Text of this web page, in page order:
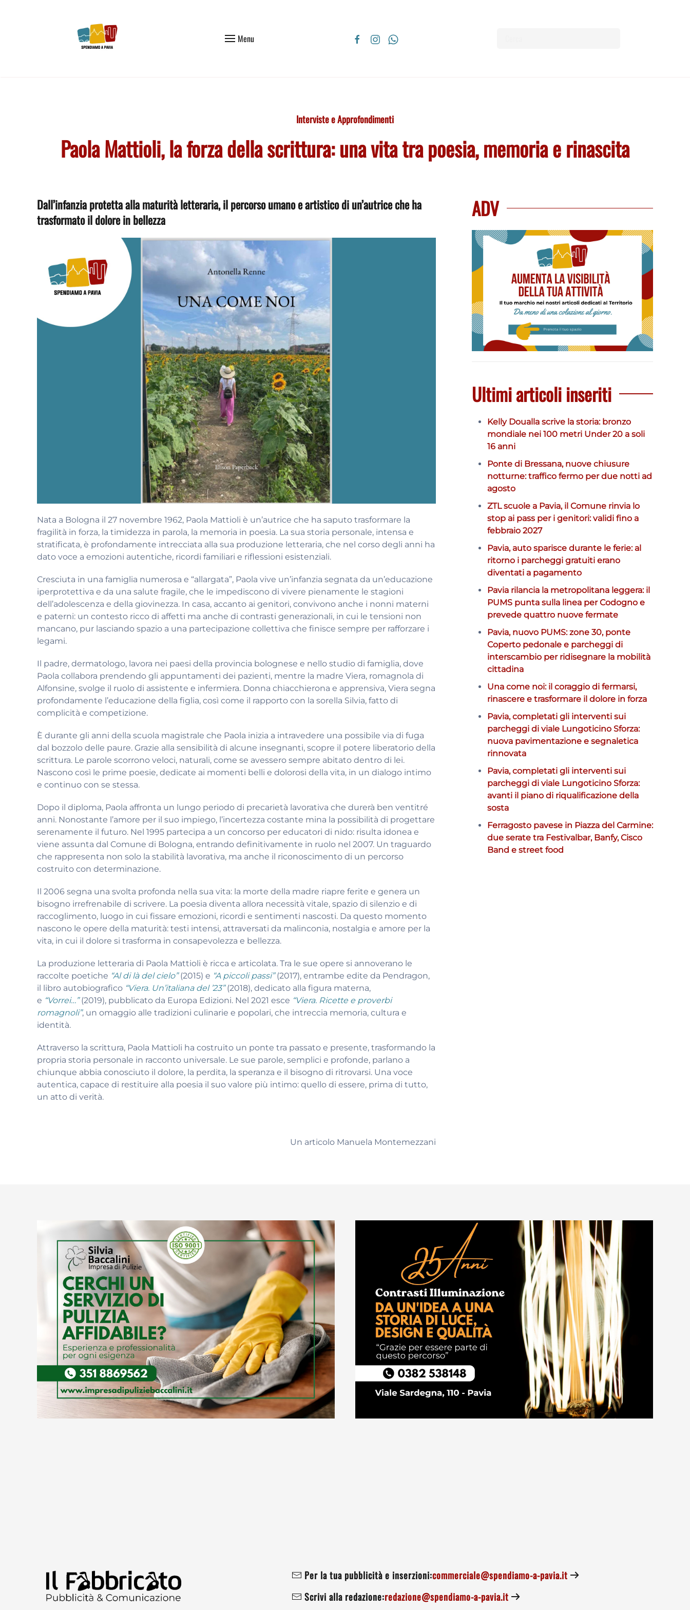
Skip to main content
Menu
Interviste e Approfondimenti
Paola Mattioli, la forza della scrittura: una vita tra poesia, memoria e rinascita
Dall’infanzia protetta alla maturità letteraria, il percorso umano e artistico di un’autrice che ha
trasformato il dolore in bellezza
Nata a Bologna il 27 novembre 1962, Paola Mattioli è un’autrice che ha saputo trasformare la
fragilità in forza, la timidezza in parola, la memoria in poesia. La sua storia personale, intensa e
stratificata, è profondamente intrecciata alla sua produzione letteraria, che nel corso degli anni ha
dato voce a emozioni autentiche, ricordi familiari e riflessioni esistenziali.
Cresciuta in una famiglia numerosa e “allargata”, Paola vive un’infanzia segnata da un’educazione
iperprotettiva e da una salute fragile, che le impediscono di vivere pienamente le stagioni
dell’adolescenza e della giovinezza. In casa, accanto ai genitori, convivono anche i nonni materni
e paterni: un contesto ricco di affetti ma anche di contrasti generazionali, in cui le tensioni non
mancano, pur lasciando spazio a una partecipazione collettiva che finisce sempre per rafforzare i
legami.
Il padre, dermatologo, lavora nei paesi della provincia bolognese e nello studio di famiglia, dove
Paola collabora prendendo gli appuntamenti dei pazienti, mentre la madre Viera, romagnola di
Alfonsine, svolge il ruolo di assistente e infermiera. Donna chiacchierona e apprensiva, Viera segna
profondamente l’educazione della figlia, così come il rapporto con la sorella Silvia, fatto di
complicità e competizione.
È durante gli anni della scuola magistrale che Paola inizia a intravedere una possibile via di fuga
dal bozzolo delle paure. Grazie alla sensibilità di alcune insegnanti, scopre il potere liberatorio della
scrittura. Le parole scorrono veloci, naturali, come se avessero sempre abitato dentro di lei.
Nascono così le prime poesie, dedicate ai momenti belli e dolorosi della vita, in un dialogo intimo
e continuo con se stessa.
Dopo il diploma, Paola affronta un lungo periodo di precarietà lavorativa che durerà ben ventitré
anni. Nonostante l’amore per il suo impiego, l’incertezza costante mina la possibilità di progettare
serenamente il futuro. Nel 1995 partecipa a un concorso per educatori di nido: risulta idonea e
viene assunta dal Comune di Bologna, entrando definitivamente in ruolo nel 2007. Un traguardo
che rappresenta non solo la stabilità lavorativa, ma anche il riconoscimento di un percorso
costruito con determinazione.
Il 2006 segna una svolta profonda nella sua vita: la morte della madre riapre ferite e genera un
bisogno irrefrenabile di scrivere. La poesia diventa allora necessità vitale, spazio di silenzio e di
raccoglimento, luogo in cui fissare emozioni, ricordi e sentimenti nascosti. Da questo momento
nascono le opere della maturità: testi intensi, attraversati da malinconia, nostalgia e amore per la
vita, in cui il dolore si trasforma in consapevolezza e bellezza.
La produzione letteraria di Paola Mattioli è ricca e articolata. Tra le sue opere si annoverano le
raccolte poetiche “Al di là del cielo”(2015) e “A piccoli passi”(2017), entrambe edite da Pendragon,
il libro autobiografico “Viera. Un’italiana del ’23”(2018), dedicato alla figura materna,
e “Vorrei…”(2019), pubblicato da Europa Edizioni. Nel 2021 esce “Viera. Ricette e proverbi
romagnoli”, un omaggio alle tradizioni culinarie e popolari, che intreccia memoria, cultura e
identità.
Attraverso la scrittura, Paola Mattioli ha costruito un ponte tra passato e presente, trasformando la
propria storia personale in racconto universale. Le sue parole, semplici e profonde, parlano a
chiunque abbia conosciuto il dolore, la perdita, la speranza e il bisogno di ritrovarsi. Una voce
autentica, capace di restituire alla poesia il suo valore più intimo: quello di essere, prima di tutto,
un atto di verità.
Un articolo Manuela Montemezzani
ADV
Ultimi articoli inseriti
Kelly Doualla scrive la storia: bronzo
mondiale nei 100 metri Under 20 a soli
16 anni
Ponte di Bressana, nuove chiusure
notturne: traffico fermo per due notti ad
agosto
ZTL scuole a Pavia, il Comune rinvia lo
stop ai pass per i genitori: validi fino a
febbraio 2027
Pavia, auto sparisce durante le ferie: al
ritorno i parcheggi gratuiti erano
diventati a pagamento
Pavia rilancia la metropolitana leggera: il
PUMS punta sulla linea per Codogno e
prevede quattro nuove fermate
Pavia, nuovo PUMS: zone 30, ponte
Coperto pedonale e parcheggi di
interscambio per ridisegnare la mobilità
cittadina
Una come noi: il coraggio di fermarsi,
rinascere e trasformare il dolore in forza
Pavia, completati gli interventi sui
parcheggi di viale Lungoticino Sforza:
nuova pavimentazione e segnaletica
rinnovata
Pavia, completati gli interventi sui
parcheggi di viale Lungoticino Sforza:
avanti il piano di riqualificazione della
sosta
Ferragosto pavese in Piazza del Carmine:
due serate tra Festivalbar, Banfy, Cisco
Band e street food
Per la tua pubblicità e inserzioni:commerciale@spendiamo-a-pavia.it
Scrivi alla redazione:redazione@spendiamo-a-pavia.it